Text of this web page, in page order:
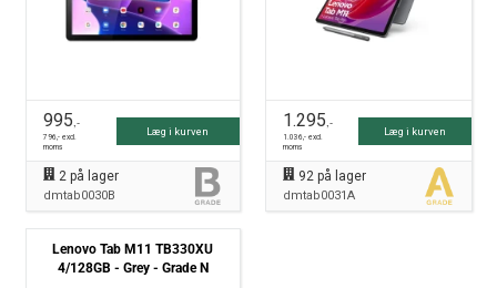
995,-
796,- excl.
moms
Læg i kurven
2på lager
dmtab0030B
1.295,-
1.036,- excl.
moms
Læg i kurven
92 på lager
dmtab0031A
Lenovo Tab M11 TB330XU
4/128GB - Grey - Grade N